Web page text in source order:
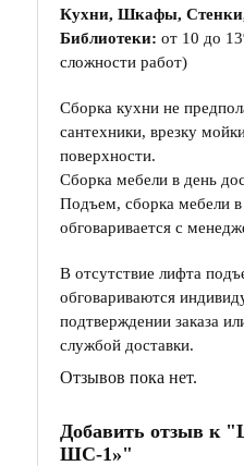
Кухни, Шкафы,
Библиотеки: от 10 до
сложности работ)
Сборка кухни не
сантехники, врезку
поверхности.
Сборка мебели в день
Подъем, сборка мебели в
обговаривается с
В отсутствие лифта
обговариваются
подтверждении заказа
службой доставки.
Отзывов пока нет.
Добавить отзыв к
ШС-1»"